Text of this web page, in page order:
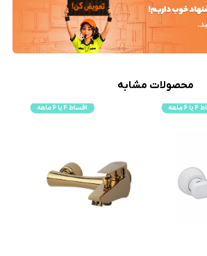
محصولات مشابه